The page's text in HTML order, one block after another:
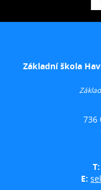
Základní škola
736
E: